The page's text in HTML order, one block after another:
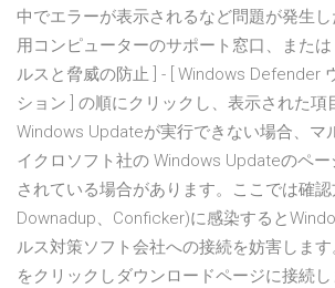
中でエラーが表示されるなど問題が発生
用コンピューターのサポート窓口、また
ルスと脅威の防止 ] - [ Windows Defender
ション ] の順にクリックし、表示された項
Windows Updateが実行できない場合、マ
イクロソフト社の Windows Updateのペ
されている場合があります。ここでは確
Downadup、Conficker)に感染すると
ルス対策ソフト会社への接続を妨害しま
をクリックしダウンロードページに接続